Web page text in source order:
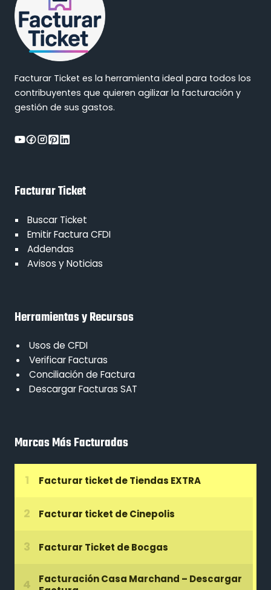
Facturar Ticket es la herramienta ideal para todos los
contribuyentes que quieren agilizar la facturación y
gestión de sus gastos.
Facturar Ticket
Buscar Ticket
Emitir Factura CFDI
Addendas
Avisos y Noticias
Herramientas y Recursos
Usos de CFDI
Verificar Facturas
Conciliación de Factura
Descargar Facturas SAT
Marcas Más Facturadas